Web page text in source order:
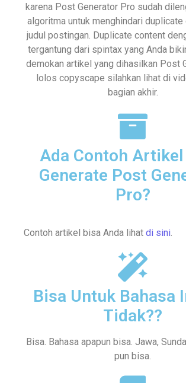
karena Post Generator Pro sudah
algoritma untuk menghindari duplicate
judul postingan. Duplicate content
tergantung dari spintax yang Anda
demokan artikel yang dihasilkan Post
lolos copyscape silahkan lihat di
bagian akhir.
Ada Contoh
Generate Post
Pro?
Contoh artikel bisa Anda lihat di sini
Bisa Untuk Bahasa
Tidak??
Bisa. Bahasa apapun bisa. Jawa,
pun bisa.